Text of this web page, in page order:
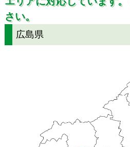
さい。
広島県